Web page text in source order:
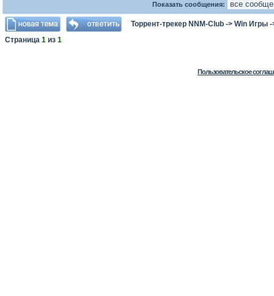
Показать сообщения:
Торрент-трекер NNM-Club -> Win Игры
Страница 1 из 1
Пользовательское